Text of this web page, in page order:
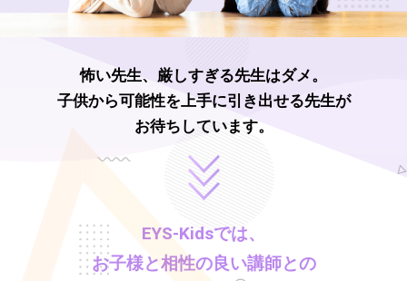
怖い先生、厳しすぎる先生はダメ。
子供から可能性を上手に引き出せる先生が
お待ちしています。
EYS-Kidsでは、
お子様と相性の良い講師との